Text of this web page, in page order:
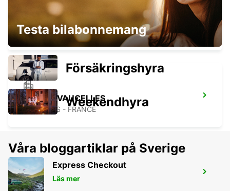
GUERNSEY FLYGPLATS
GUERNSEY - UNITED KINGDOM
BAYEUX VAUCELLES
VAUCELLES - FRANCE
GRANVILLE
GRANVILLE - FRANCE
Testa bilabonnemang
Försäkringshyra
Weekendhyra
Våra bloggartiklar på Sverige
Express Checkout
Läs mer